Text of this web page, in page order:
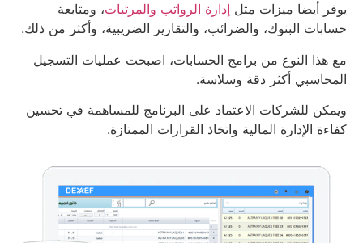
يوفر أيضا ميزات مثل إدارة الرواتب والمرتبات، ومتابعة
حسابات البنوك، والضرائب، والتقارير الضريبية، وأكثر من ذلك.
مع هذا النوع من برامج الحسابات، اصبحت عمليات التسجيل
المحاسبي أكثر دقة وسلاسة.
ويمكن للشركات الاعتماد على البرنامج للمساهمة في تحسين
كفاءة الإدارة المالية واتخاذ القرارات الممتازة.